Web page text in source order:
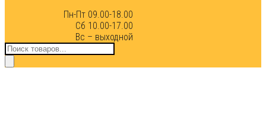
Пн-Пт 09.00-18.00
Сб 10.00-17.00
Вс – выходной
Поиск
товаров